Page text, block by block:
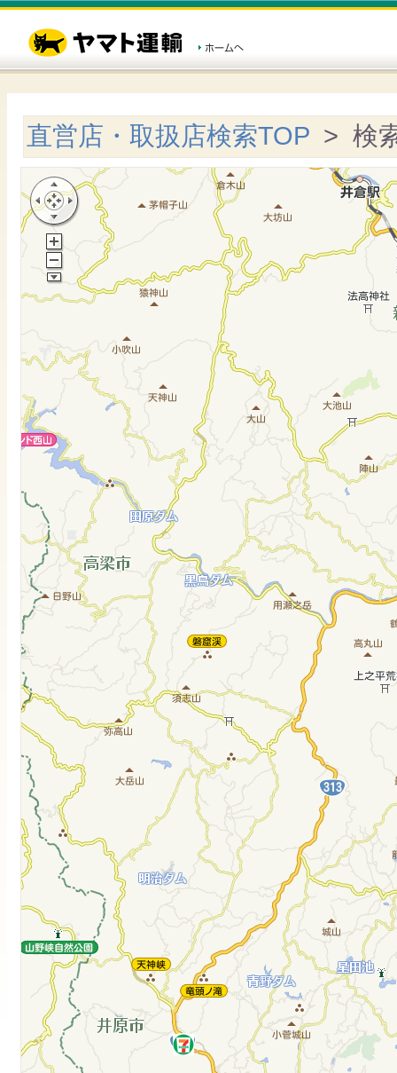
直営店・取扱店検索TOP > 検